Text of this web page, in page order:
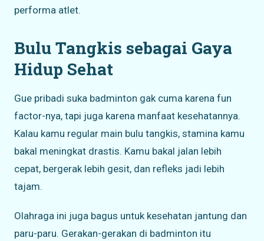
performa atlet.
Bulu Tangkis sebagai Gaya
Hidup Sehat
Gue pribadi suka badminton gak cuma karena fun
factor-nya, tapi juga karena manfaat kesehatannya.
Kalau kamu regular main bulu tangkis, stamina kamu
bakal meningkat drastis. Kamu bakal jalan lebih
cepat, bergerak lebih gesit, dan refleks jadi lebih
tajam.
Olahraga ini juga bagus untuk kesehatan jantung dan
paru-paru. Gerakan-gerakan di badminton itu